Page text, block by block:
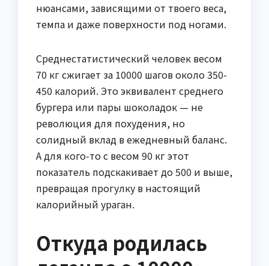
нюансами, зависящими от твоего веса,
темпа и даже поверхности под ногами.
Среднестатистический человек весом
70 кг сжигает за 10000 шагов около 350-
450 калорий. Это эквивалент среднего
бургера или пары шоколадок — не
революция для похудения, но
солидный вклад в ежедневный баланс.
А для кого-то с весом 90 кг этот
показатель подскакивает до 500 и выше,
превращая прогулку в настоящий
калорийный ураган.
Откуда родилась